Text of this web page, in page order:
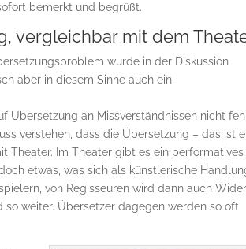
bemerkt und begrüßt.
vergleichbar mit dem
wurde in der Diskussion
aber in diesem Sinne auch ein
Übersetzung an Missverständnissen nicht
verstehen, dass die Übersetzung – das ist
Theater. Im Theater gibt es ein performatives
etwas, was sich als künstlerische
von Regisseuren wird dann auch
weiter. Übersetzer dagegen werden so oft